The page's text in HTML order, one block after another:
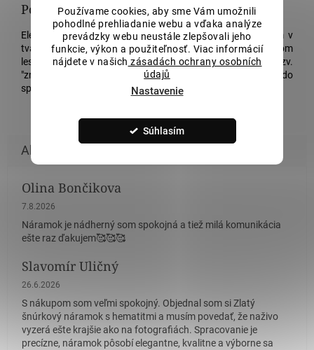
Používame cookies, aby sme Vám umožnili
pohodlné prehliadanie webu a vďaka analýze
prevádzky webu neustále zlepšovali jeho
funkcie, výkon a použiteľnosť. Viac informácií
nájdete v našich zásadách ochrany osobních
údajů
Nastavenie
Súhlasím
Podrobný popis
Elegantný prívesok v striebre 925/1000 s bielym opalitom v
tvare slzy azirkónmi . Povrch je hladký vo vysokom
lesku. Kamene sú uchytené v malých krapnách tzv.
"zrnkách". Stačí už len červený rúž a môžete vyraziť do
spoločnosti alebo pokojne len s kamarátkou na kávu.
Olina Bončikova
Hodnotenie obchodu je 5 z 5 hviezdičiek.
7.8.2026
Náramok je nádherný som spokojná a tiež milá komunikácia
ešte raz ďakujem🥰🥰🥰
Slavomír Uličný
Hodnotenie obchodu je 5 z 5 hviezdičiek.
26.6.2026
S nákupom som veľmi spokojný. Objednal som si Zlatý
šnúrkový náramok s hematitmi a musím povedať, že naživo
vyzerá ešte krajšie ako na fotografiách. Spracovanie je
precízne, náramok pôsobí elegantne, kvalitne a výborne sa